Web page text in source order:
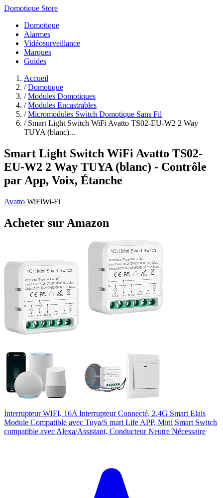
Domotique Store
Domotique
Alarmes
Vidéosurveillance
Marques
Guides
Accueil
/ Domotique
/ Modules Domotiques
/ Modules Encastrables
/ Micromodules Switch Domotique Sans Fil
/ Smart Light Switch WiFi Avatto TS02-EU-W2 2 Way
TUYA (blanc)...
Smart Light Switch WiFi Avatto TS02-
EU-W2 2 Way TUYA (blanc) - Contrôle
par App, Voix, Étanche
Avatto WiFiWi-Fi
Acheter sur Amazon
Interrupteur WIFI, 16A Interrupteur Connecté, 2.4G Smart Elais
Module Compatible avec Tuya/S mart Life APP, Mini Smart Switch
compatible avec Alexa/Assistant, Conducteur Neutre Nécessaire